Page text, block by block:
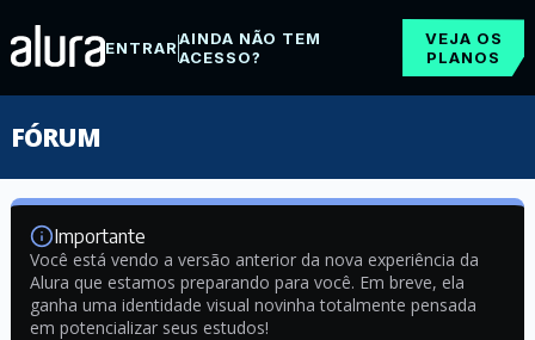
ENTRARAINDA NÃO TEM
ACESSO?
VEJA OS
PLANOS
FÓRUM
Importante
Você está vendo a versão anterior da nova experiência da
Alura que estamos preparando para você. Em breve, ela
ganha uma identidade visual novinha totalmente pensada
em potencializar seus estudos!